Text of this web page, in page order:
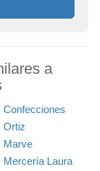
a
Confecciones
Ortiz
Marve
Mercería Laura